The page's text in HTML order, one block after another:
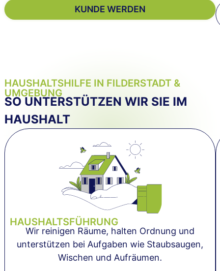
KUNDE WERDEN
HAUSHALTSHILFE IN FILDERSTADT &
UMGEBUNG
SO UNTERSTÜTZEN WIR SIE IM
HAUSHALT
HAUSHALTSFÜHRUNG
Wir reinigen Räume, halten Ordnung und
unterstützen bei Aufgaben wie Staubsaugen,
Wischen und Aufräumen.